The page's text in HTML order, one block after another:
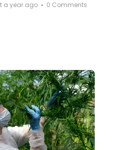
a year ago 0 Comments